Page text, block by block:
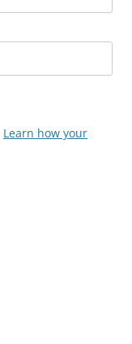
Learn how your